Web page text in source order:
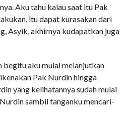
Aku tahu kalau saat itu Pak
itu dapat kurasakan dari
Asyik, akhirnya kudapatkan juga
aku mulai melanjutkan
Pak Nurdin hingga
yang kelihatannya sudah mulai
sambil tanganku mencari-